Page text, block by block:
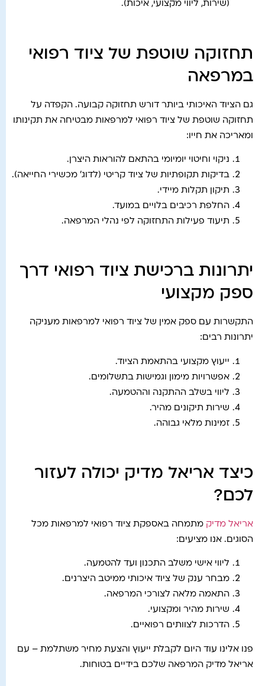
(שירות, ליווי מקצועי, איכות).
תחזוקה שוטפת של ציוד רפואי
במרפאה
גם הציוד האיכותי ביותר דורש תחזוקה קבועה. הקפדה על
תחזוקה שוטפת של ציוד רפואי למרפאות מבטיחה את תקינותו
ומאריכה את חייו:
ניקוי וחיטוי יומיומי בהתאם להוראות היצרן.
בדיקות תקופתיות של ציוד קריטי (לדוג' מכשירי החייאה).
תיקון תקלות מיידי.
החלפת רכיבים בלויים במועד.
תיעוד פעילות התחזוקה לפי נהלי המרפאה.
יתרונות ברכישת ציוד רפואי דרך
ספק מקצועי
התקשרות עם ספק אמין של ציוד רפואי למרפאות מעניקה
יתרונות רבים:
ייעוץ מקצועי בהתאמת הציוד.
אפשרויות מימון וגמישות בתשלומים.
ליווי בשלב ההתקנה וההטמעה.
שירות תיקונים מהיר.
זמינות מלאי גבוהה.
כיצד אריאל מדיק יכולה לעזור
לכם?
אריאל מדיק מתמחה באספקת ציוד רפואי למרפאות מכל
הסוגים. אנו מציעים:
ליווי אישי משלב התכנון ועד להטמעה.
מבחר ענק של ציוד איכותי ממיטב היצרנים.
התאמה מלאה לצורכי המרפאה.
שירות מהיר ומקצועי.
הדרכות לצוותים רפואיים.
פנו אלינו עוד היום לקבלת ייעוץ והצעת מחיר משתלמת – עם
אריאל מדיק המרפאה שלכם בידיים בטוחות.